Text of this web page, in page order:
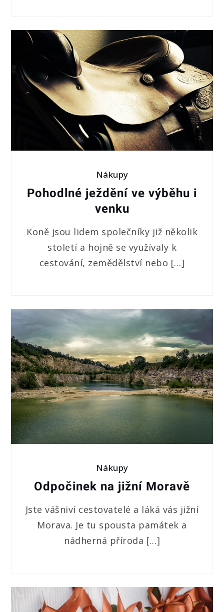
Nákupy
Pohodlné ježdění ve výběhu i
venku
Koně jsou lidem společníky již několik
století a hojně se využívaly k
cestování, zemědělství nebo […]
Nákupy
Odpočinek na jižní Moravě
Jste vášniví cestovatelé a láká vás jižní
Morava. Je tu spousta památek a
nádherná příroda […]